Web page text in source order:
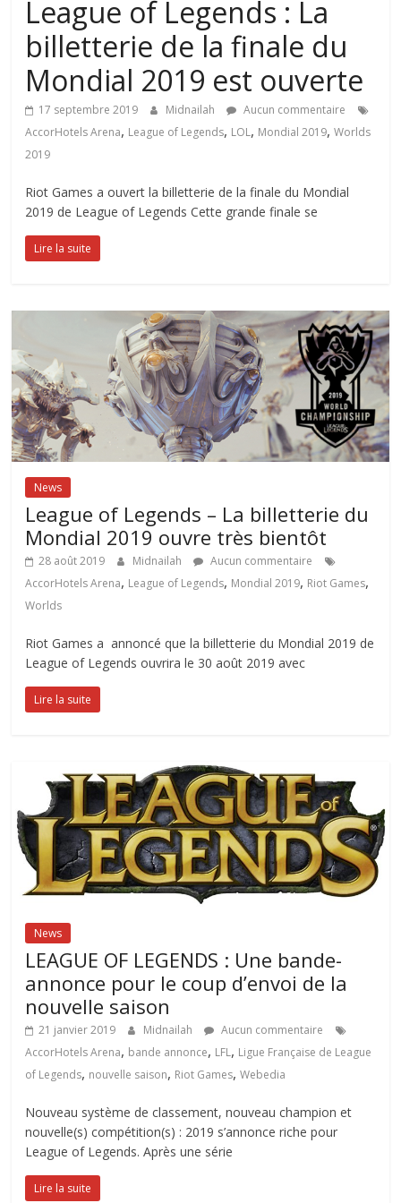
League of Legends : La
billetterie de la finale du
Mondial 2019 est ouverte
17 septembre 2019 Midnailah
Aucun commentaire
AccorHotels Arena, League of Legends, LOL, Mondial 2019,Worlds
2019
Riot Games a ouvert la billetterie de la finale du Mondial
2019 de League of Legends Cette grande finale se
Lire la suite
News
League of Legends – La billetterie du
Mondial 2019 ouvre très bientôt
28 août 2019 Midnailah
Aucun commentaire
AccorHotels Arena, League of Legends, Mondial 2019, Riot Games,
Worlds
Riot Games a annoncé que la billetterie du Mondial 2019 de
League of Legends ouvrira le 30 août 2019 avec
Lire la suite
News
LEAGUE OF LEGENDS : Une bande-
annonce pour le coup d’envoi de la
nouvelle saison
21 janvier 2019 Midnailah
Aucun commentaire
AccorHotels Arena, bande annonce, LFL, Ligue Française de League
of Legends, nouvelle saison, Riot Games,Webedia
Nouveau système de classement, nouveau champion et
nouvelle(s) compétition(s) : 2019 s’annonce riche pour
League of Legends. Après une série
Lire la suite